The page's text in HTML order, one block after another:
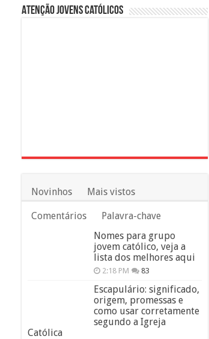
Atenção Jovens Católicos
Novinhos Mais vistos
Comentários
Palavra-chave
Nomes para grupo
jovem católico, veja a
lista dos melhores aqui
2:18 PM 83
Escapulário: significado,
origem, promessas e
como usar corretamente
segundo a Igreja
Católica